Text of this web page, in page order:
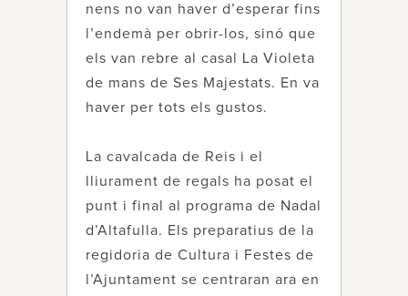
nens no van haver d’esperar fins
l’endemà per obrir-los, sinó que
els van rebre al casal La Violeta
de mans de Ses Majestats. En va
haver per tots els gustos.
La cavalcada de Reis i el
lliurament de regals ha posat el
punt i final al programa de Nadal
d’Altafulla. Els preparatius de la
regidoria de Cultura i Festes de
l’Ajuntament se centraran ara en